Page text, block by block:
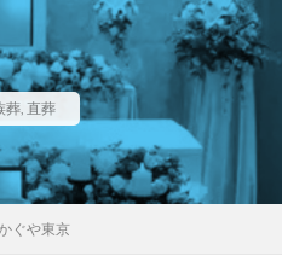
葬, 直葬
ぐや東京